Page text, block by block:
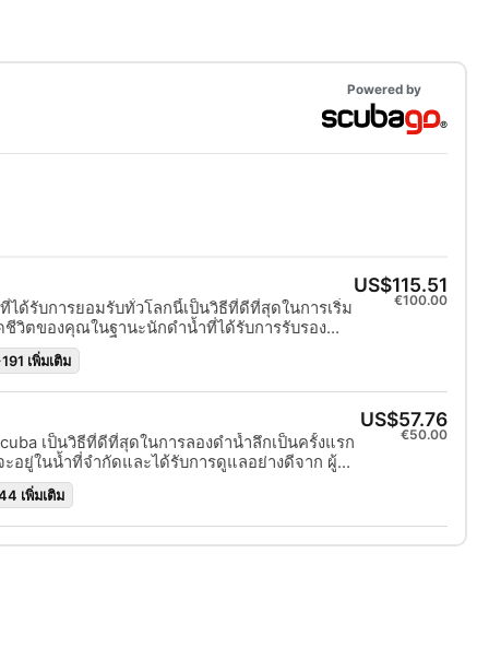
Powered by
ได้รับการยอมรับทั่วโลกนี้เป็นวิธีที่ดีที่สุดในการเริ่ม
วิตของคุณในฐานะนักดำน้ำที่ได้รับการรับรอง
หมาะกับบุคคลแต่ละคนจะผสมผสานกับการฝึก
จว่าคุณมีทักษะและประสบการณ์ที่จำเป็นในการ
ใต้น้ำ คุณจะได้รับประกาศนียบัตร SSI Open
เพิ่มเติม
US$115.51
€100.00
เป็นวิธีที่ดีที่สุดในการลองดำน้ำลึกเป็นครั้งแรก
ยู่ในน้ำที่จำกัดและได้รับการดูแลอย่างดีจาก ผู้
งสามารถเพลิดเพลินกับลมหายใจแรกอันน่า
กครั้งการผจญภัยดำน้ำลึกที่ไม่มีที่สิ้นสุดกำลังรอ
เพิ่มเติม
US$57.76
€50.00